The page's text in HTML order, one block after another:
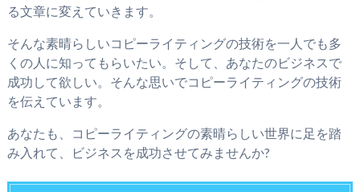
る文章に変えていきます。
そんな素晴らしいコピーライティングの技術を一人でも多
くの人に知ってもらいたい。そして、あなたのビジネスで
成功して欲しい。そんな思いでコピーライティングの技術
を伝えています。
あなたも、コピーライティングの素晴らしい世界に足を踏
み入れて、ビジネスを成功させてみませんか?